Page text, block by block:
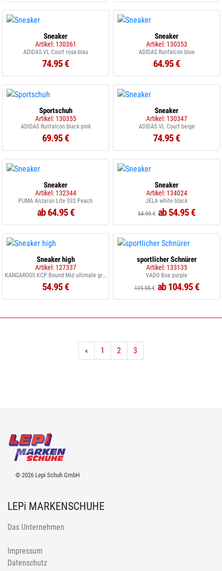
Sneaker
Artikel: 130361
ADIDAS VL Court rosa-blau
74.95 €
Sneaker
Artikel: 130353
ADIDAS Runfalcon blue
64.95 €
Sportschuh
Artikel: 130355
ADIDAS Runfalcon black pink
69.95 €
Sneaker
Artikel: 130347
ADIDAS VL Court beige
74.95 €
Sneaker
Artikel: 132344
PUMA Anzarun Lite 032 Peach
ab 64.95 €
Sneaker
Artikel: 134024
JELA white black
54.99 € ab 54.95 €
Sneaker high
Artikel: 127337
KANGAROOS KCP Bound Mid ultimate grey lavendel WF
54.95 €
sportlicher Schnürer
Artikel: 133135
VADO Boa purple
119.95 € ab 104.95 €
« 1 2 3
© 2026 Lepi Schuh GmbH
LEPi MARKENSCHUHE
Das Unternehmen
Impressum
Datenschutz